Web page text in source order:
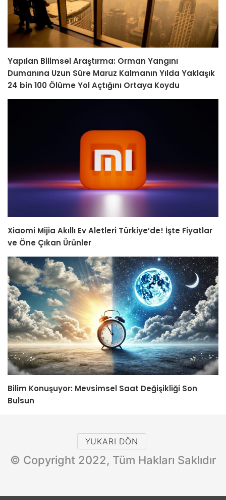
Yapılan Bilimsel Araştırma: Orman Yangını
Dumanına Uzun Süre Maruz Kalmanın Yılda Yaklaşık
24 bin 100 Ölüme Yol Açtığını Ortaya Koydu
Xiaomi Mijia Akıllı Ev Aletleri Türkiye’de! İşte Fiyatlar
ve Öne Çıkan Ürünler
Bilim Konuşuyor: Mevsimsel Saat Değişikliği Son
Bulsun
YUKARI DÖN
© Copyright 2022, Tüm Hakları Saklıdır